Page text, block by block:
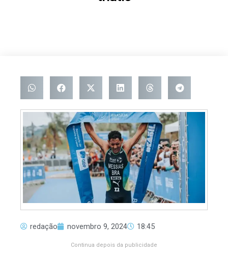
redação novembro 9, 2024 18:45
Continua depois da publicidade